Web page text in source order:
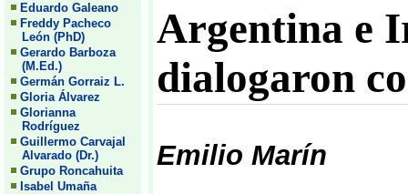
Eduardo Galeano
Freddy Pacheco
León (PhD)
Gerardo Barboza
(M.Ed.)
Germán Gorraiz L.
Gloria Álvarez
Glorianna
Rodríguez
Guillermo Carvajal
Alvarado (Dr.)
Grupo Roncahuita
Isabel Umaña
Argentina e
dialogaron
Emilio Marín